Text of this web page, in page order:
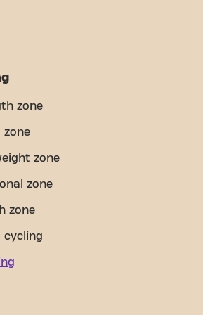
zone
zone
zone
zone
zone
cycling